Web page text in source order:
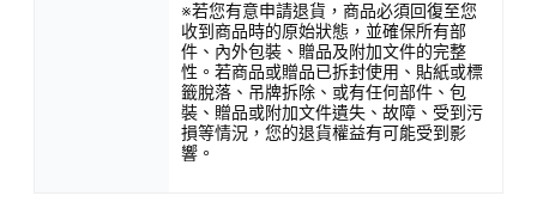
※若您有意申請退貨，商品必須回復至您
收到商品時的原始狀態，並確保所有部
件、內外包裝、贈品及附加文件的完整
性。若商品或贈品已拆封使用、貼紙或標
籤脫落、吊牌拆除、或有任何部件、包
裝、贈品或附加文件遺失、故障、受到污
損等情況，您的退貨權益有可能受到影
響。